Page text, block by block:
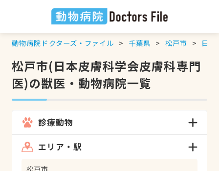
動物病院ドクターズ・ファイル 千葉県 松戸市 日本
松戸市(日本皮膚科学会皮膚科専門
医)の獣医・動物病院一覧
診療動物
エリア・駅
松戸市